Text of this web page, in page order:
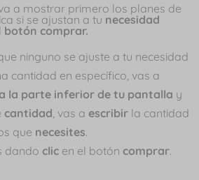
a mostrar primero los planes de
si se ajustan a tu necesidad
botón comprar.
ninguno se ajuste a tu necesidad
cantidad en específico, vas a
la parte inferior de tu pantalla y
cantidad , vas a escribir la cantidad
que necesites.
dando clic en el botón comprar.